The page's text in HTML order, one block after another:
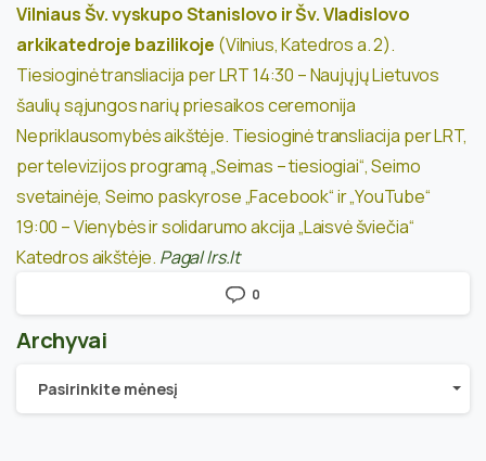
Vilniaus Šv. vyskupo Stanislovo ir Šv. Vladislovo
arkikatedroje bazilikoje (Vilnius, Katedros a. 2).
Tiesioginė transliacija per LRT14:30 – Naujųjų Lietuvos
šaulių sąjungos narių priesaikos ceremonija
Nepriklausomybės aikštėje. Tiesioginė transliacija per LRT,
per televizijos programą „Seimas – tiesiogiai“, Seimo
svetainėje, Seimo paskyrose „Facebook“ ir „YouTube“
19:00 – Vienybės ir solidarumo akcija „Laisvė šviečia“
Katedros aikštėje. Pagal lrs.lt
0
Archyvai
Archyvai
Pasirinkite mėnesį